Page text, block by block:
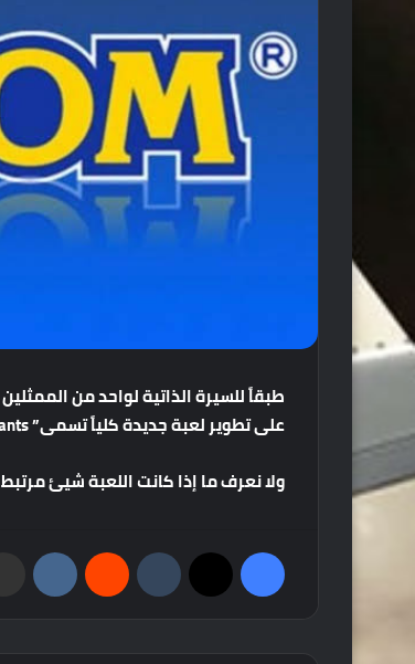
طبقاًللسيرةالذاتيةلواحدمنالممثلين
علىتطويرلعبةجديدةكلياًتسمى” The Descendants” .
ولانعرفماإذاكانتاللعبةشيئمرتبط